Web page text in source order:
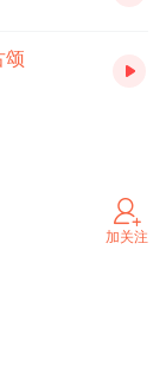
颂
加关注